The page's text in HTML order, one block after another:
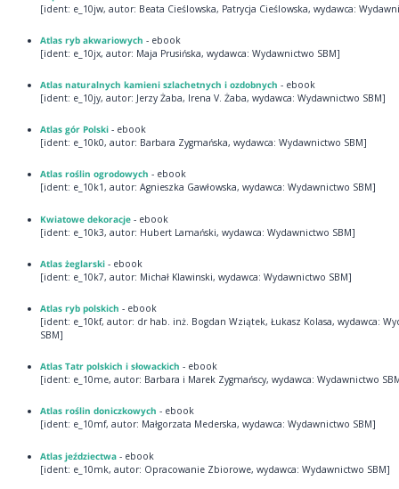
[ident: e_10jw, autor: Beata Cieślowska, Patrycja Cieślowska, wydawca:
Atlas ryb akwariowych - ebook
[ident: e_10jx, autor: Maja Prusińska, wydawca: Wydawnictwo SBM]
Atlas naturalnych kamieni szlachetnych i ozdobnych - ebook
[ident: e_10jy, autor: Jerzy Żaba, Irena V. Żaba, wydawca: Wydawnictwo SBM]
Atlas gór Polski - ebook
[ident: e_10k0, autor: Barbara Zygmańska, wydawca: Wydawnictwo SBM]
Atlas roślin ogrodowych - ebook
[ident: e_10k1, autor: Agnieszka Gawłowska, wydawca: Wydawnictwo SBM]
Kwiatowe dekoracje- ebook
[ident: e_10k3, autor: Hubert Lamański, wydawca: Wydawnictwo SBM]
Atlas żeglarski - ebook
[ident: e_10k7, autor: Michał Klawinski, wydawca: Wydawnictwo SBM]
Atlas ryb polskich - ebook
[ident: e_10kf, autor: dr hab. inż. Bogdan Wziątek, Łukasz Kolasa, wydawca:
SBM]
Atlas Tatr polskich i słowackich - ebook
[ident: e_10me, autor: Barbara i Marek Zygmańscy, wydawca: Wydawnictwo
Atlas roślin doniczkowych - ebook
[ident: e_10mf, autor: Małgorzata Mederska, wydawca: Wydawnictwo SBM]
Atlas jeździectwa- ebook
[ident: e_10mk, autor: Opracowanie Zbiorowe, wydawca: Wydawnictwo SBM]